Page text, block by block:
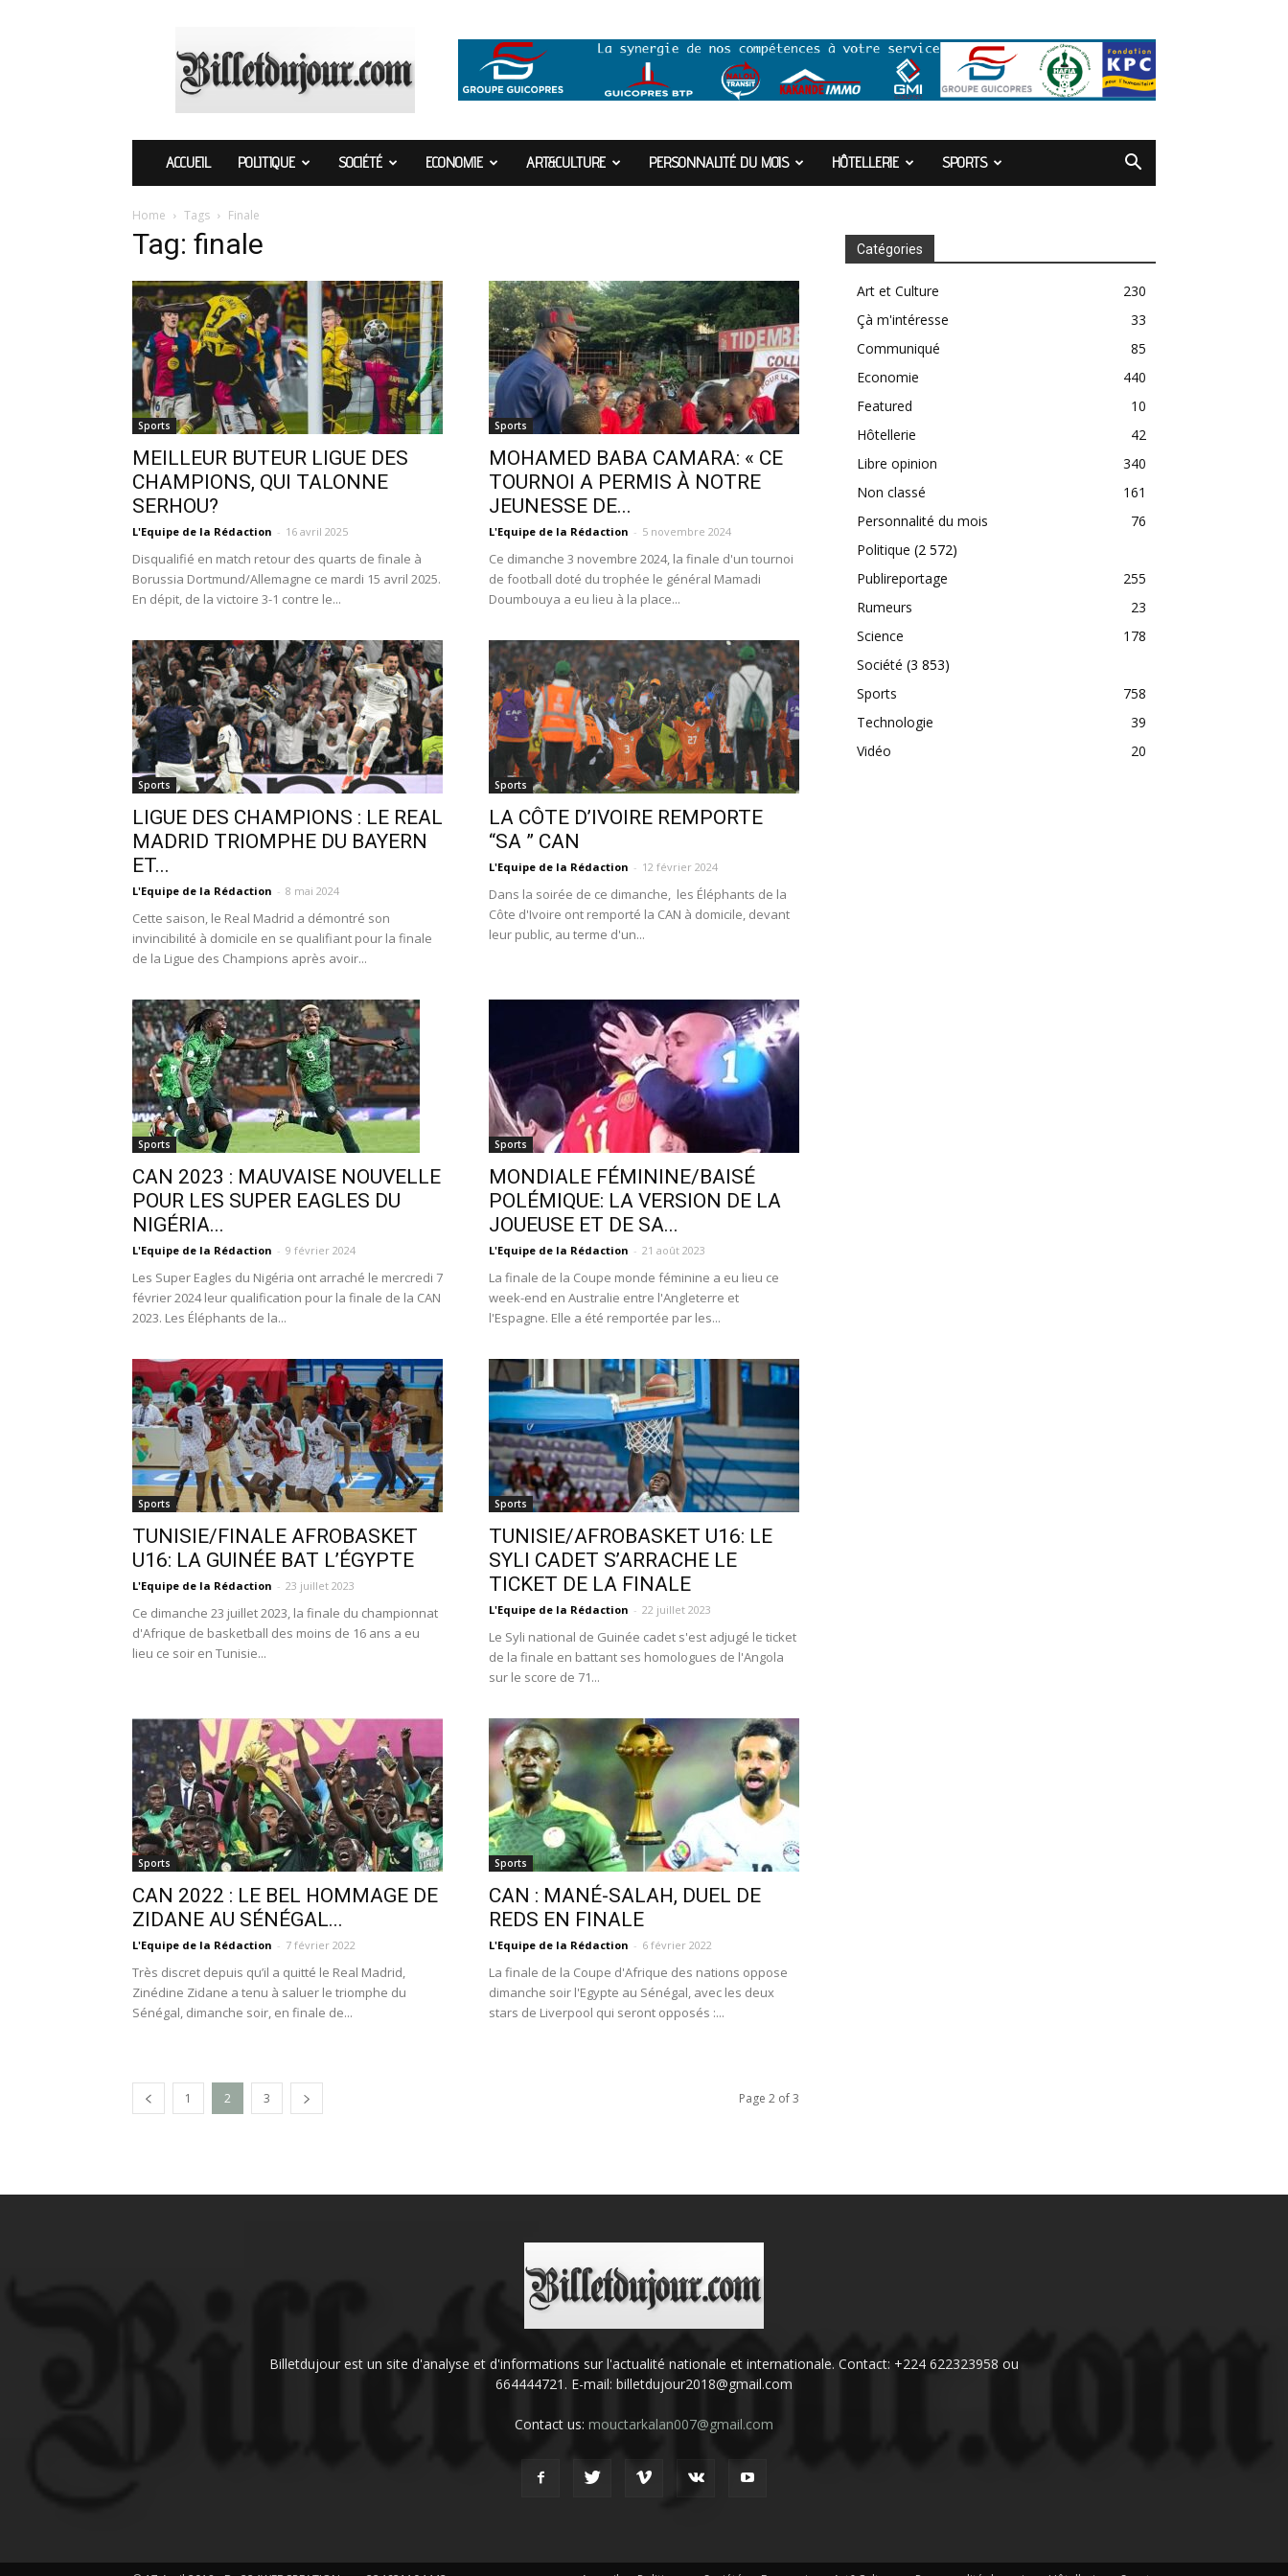
ACCUEIL POLITIQUE SOCIÉTÉ ECONOMIE ART&CULTURE PERSONNALITÉ DU MOIS HÔTELLERIE SPORTS
Home Tags Finale
Tag: finale
Sports
MEILLEUR BUTEUR LIGUE DES
CHAMPIONS, QUI TALONNE
SERHOU?
L'Equipe de la Rédaction - 16 avril 2025
Disqualifié en match retour des quarts de finale à
Borussia Dortmund/Allemagne ce mardi 15 avril 2025.
En dépit, de la victoire 3-1 contre le...
Sports
MOHAMED BABA CAMARA: « CE
TOURNOI A PERMIS À NOTRE
JEUNESSE DE...
L'Equipe de la Rédaction - 5 novembre 2024
Ce dimanche 3 novembre 2024, la finale d'un tournoi
de football doté du trophée le général Mamadi
Doumbouya a eu lieu à la place...
Sports
LIGUE DES CHAMPIONS : LE REAL
MADRID TRIOMPHE DU BAYERN
ET...
L'Equipe de la Rédaction - 8 mai 2024
Cette saison, le Real Madrid a démontré son
invincibilité à domicile en se qualifiant pour la finale
de la Ligue des Champions après avoir...
Sports
LA CÔTE D’IVOIRE REMPORTE
“SA ” CAN
L'Equipe de la Rédaction - 12 février 2024
Dans la soirée de ce dimanche, les Éléphants de la
Côte d'Ivoire ont remporté la CAN à domicile, devant
leur public, au terme d'un...
Sports
CAN 2023 : MAUVAISE NOUVELLE
POUR LES SUPER EAGLES DU
NIGÉRIA...
L'Equipe de la Rédaction - 9 février 2024
Les Super Eagles du Nigéria ont arraché le mercredi 7
février 2024 leur qualification pour la finale de la CAN
2023. Les Éléphants de la...
Sports
MONDIALE FÉMININE/BAISÉ
POLÉMIQUE: LA VERSION DE LA
JOUEUSE ET DE SA...
L'Equipe de la Rédaction - 21 août 2023
La finale de la Coupe monde féminine a eu lieu ce
week-end en Australie entre l'Angleterre et
l'Espagne. Elle a été remportée par les...
Sports
TUNISIE/FINALE AFROBASKET
U16: LA GUINÉE BAT L’ÉGYPTE
L'Equipe de la Rédaction - 23 juillet 2023
Ce dimanche 23 juillet 2023, la finale du championnat
d'Afrique de basketball des moins de 16 ans a eu
lieu ce soir en Tunisie...
Sports
TUNISIE/AFROBASKET U16: LE
SYLI CADET S’ARRACHE LE
TICKET DE LA FINALE
L'Equipe de la Rédaction - 22 juillet 2023
Le Syli national de Guinée cadet s'est adjugé le ticket
de la finale en battant ses homologues de l'Angola
sur le score de 71...
Sports
CAN 2022 : LE BEL HOMMAGE DE
ZIDANE AU SÉNÉGAL...
L'Equipe de la Rédaction - 7 février 2022
Très discret depuis qu’il a quitté le Real Madrid,
Zinédine Zidane a tenu à saluer le triomphe du
Sénégal, dimanche soir, en finale de...
Sports
CAN : MANÉ-SALAH, DUEL DE
REDS EN FINALE
L'Equipe de la Rédaction - 6 février 2022
La finale de la Coupe d'Afrique des nations oppose
dimanche soir l'Egypte au Sénégal, avec les deux
stars de Liverpool qui seront opposés :...
1 2 3 Page 2 of 3
Catégories
Art et Culture
230
Çà m'intéresse
33
Communiqué
85
Economie
440
Featured
10
Hôtellerie
42
Libre opinion
340
Non classé
161
Personnalité du mois
76
Politique (2 572)
Publireportage
255
Rumeurs
23
Science
178
Société (3 853)
Sports
758
Technologie
39
Vidéo
20
Billetdujour est un site d'analyse et d'informations sur l'actualité nationale et internationale. Contact: +224 622323958 ou
664444721. E-mail: billetdujour2018@gmail.com
Contact us: mouctarkalan007@gmail.com